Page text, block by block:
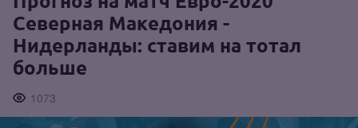
Северная Македония -
Нидерланды: ставим на тотал
больше
1073